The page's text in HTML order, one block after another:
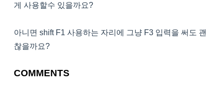
게 사용할수 있을까요?
아니면 shift F1 사용하는 자리에 그냥 F3 입력을 써도 괜
찮을까요?
COMMENTS